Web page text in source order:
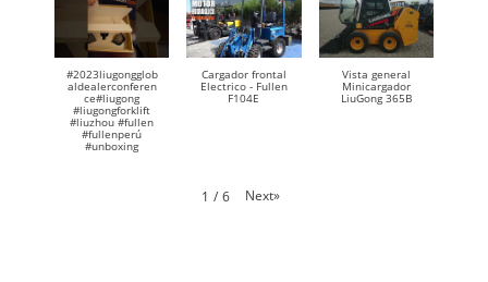
#2023liugongglob
aldealerconferen
ce#liugong
#liugongforklift
#liuzhou #fullen
#fullenperú
#unboxing
Cargador frontal
Electrico - Fullen
F104E
Vista general
Minicargador
LiuGong 365B
1 / 6 Next»